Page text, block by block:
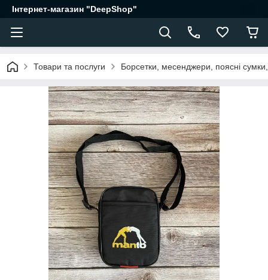
Інтернет-магазин "DeepShop"
Товари та послуги Борсетки, месенджери, поясні сумки,